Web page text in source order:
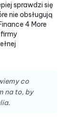
sprawdzi się
nie obsługują
4 More
co
na to, by